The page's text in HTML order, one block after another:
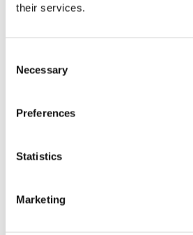
their services.
Selection
Necessary
Preferences
Statistics
Marketing